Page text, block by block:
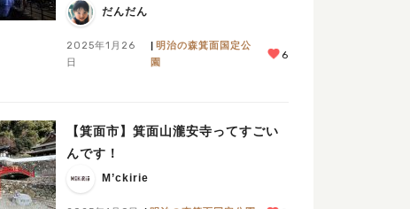
（日）開催
だんだん
2025年1月26
日
明治の森箕面国定公
園
6
【箕面市】箕面山瀧安寺ってすごい
んです！
M’ckirie